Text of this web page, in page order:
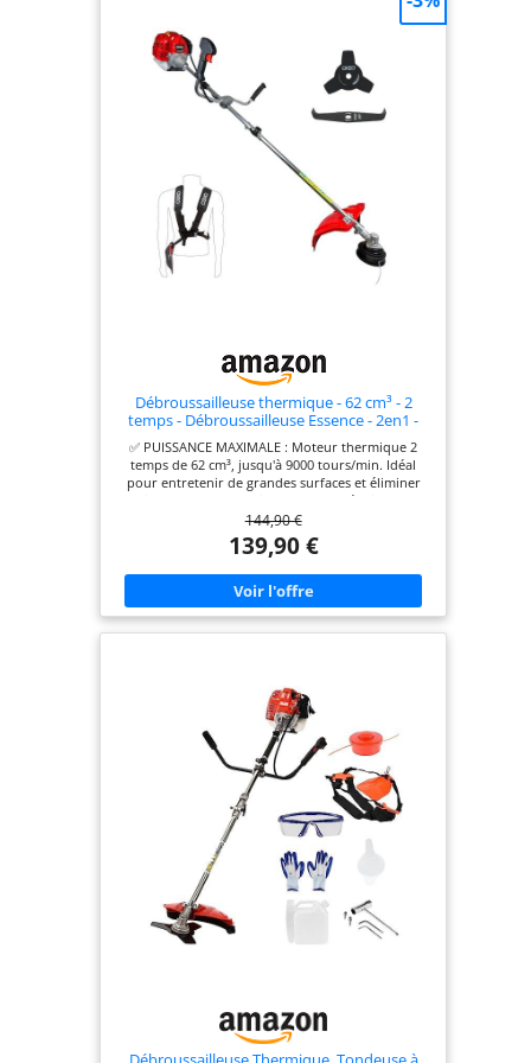
d'amorçage et starter pour un
démarrage sans effort. Se
démonte facilement en deux
parties pour le rangement et le
transport. ❤️ MARQUE
FRANCAISE : Ce produit a été
rigoureusement sélectionné et
testé par nos équipes en Haute-
Loire. Pièces de rechange en
stock permanent.
Débroussailleuse thermique - 62 cm³ - 2
temps - Débroussailleuse Essence - 2en1 -
Coupe-bordure - Tête double fil et deux
lames
✅ PUISSANCE MAXIMALE : Moteur thermique 2
temps de 62 cm³, jusqu'à 9000 tours/min. Idéal
pour entretenir de grandes surfaces et éliminer
efficacement broussailles et herbes épaisses. ✅
POLYVALENCE 2EN1 : Lame 3 dents pour arbustes
et végétaux épais, lame 2 dents pour ronces et
végétation dense. Tête de coupe double fil idéale
pour bordures et zones difficiles. ✅ SIMPLICITÉ
D'UTILISATION : Système de rallonge automatique
du fil avec rechargement rapide en quelques
secondes. Ergonomique et confortable grâce aux
sans effort. Se démonte facilement en deux parties
pour le rangement et le transport. ❤️ MARQUE
FRANCAISE : Ce produit a été rigoureusement
sélectionné et testé par nos équipes en Haute-
Loire. Pièces de rechange en stock permanent.
144,90 €
139,90 €